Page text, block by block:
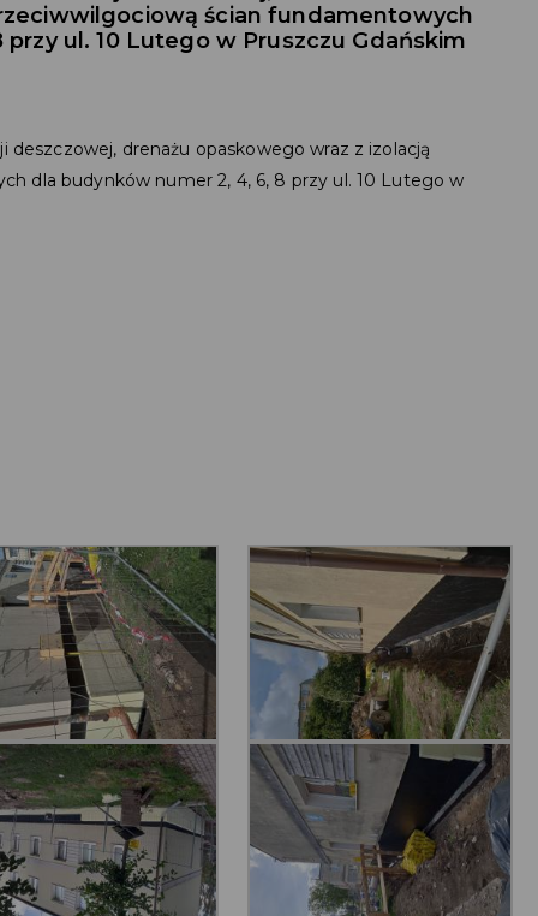
ścian fundamentowych
ul. 10 Lutego w Pruszczu Gdańskim
drenażu opaskowego wraz z izolacją
dla budynków numer 2, 4, 6, 8 przy ul. 10 Lutego w